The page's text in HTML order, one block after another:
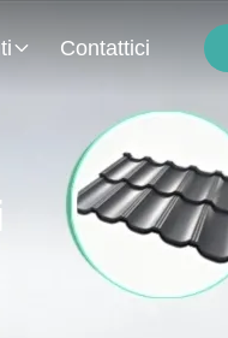
Contattici